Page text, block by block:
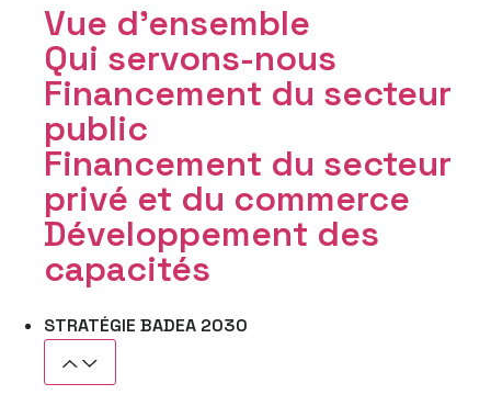
Vue d’ensemble
Qui servons-nous
Financement du secteur
public
Financement du secteur
privé et du commerce
Développement des
capacités
STRATÉGIE BADEA 2030